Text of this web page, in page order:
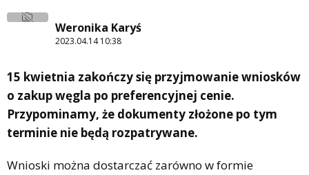
Weronika Karyś
2023.04.14 10:38
15 kwietnia zakończy się przyjmowanie wniosków
o zakup węgla po preferencyjnej cenie.
Przypominamy, że dokumenty złożone po tym
terminie nie będą rozpatrywane.
Wnioski można dostarczać zarówno w formie